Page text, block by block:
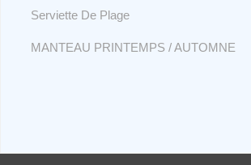
Serviette De Plage
MANTEAU PRINTEMPS / AUTOMNE